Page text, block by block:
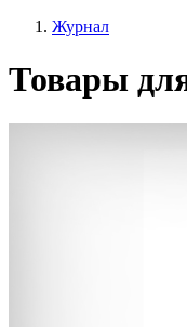
Журнал
Товары